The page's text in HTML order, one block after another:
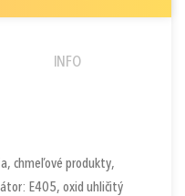
INFO
chmeľové produkty,
E405, oxid uhličitý